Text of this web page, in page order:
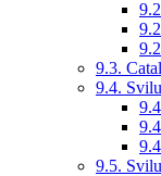
9.3.
9.4.
9.5.